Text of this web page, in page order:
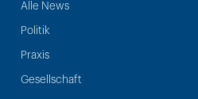
Alle News
Politik
Praxis
Gesellschaft